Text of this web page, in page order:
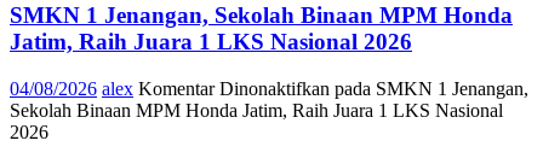
SMKN 1 Jenangan, Sekolah Binaan MPM Honda
Jatim, Raih Juara 1 LKS Nasional 2026
04/08/2026 alex Komentar Dinonaktifkan pada SMKN 1 Jenangan,
Sekolah Binaan MPM Honda Jatim, Raih Juara 1 LKS Nasional
2026